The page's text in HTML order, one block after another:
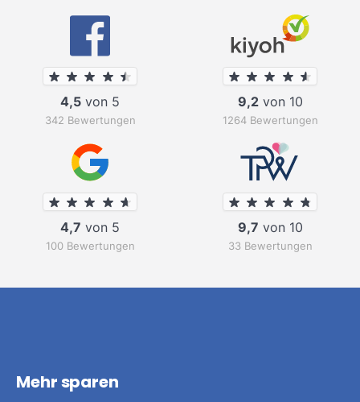
4,5 von 5
342 Bewertungen
9,2von 10
1264 Bewertungen
4,7 von 5
100 Bewertungen
9,7 von 10
33 Bewertungen
Mehr sparen